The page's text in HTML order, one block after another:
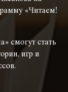
«Читаем!
смогут стать
игр и